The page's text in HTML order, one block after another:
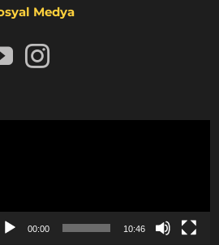
Medya
00:00 10:46